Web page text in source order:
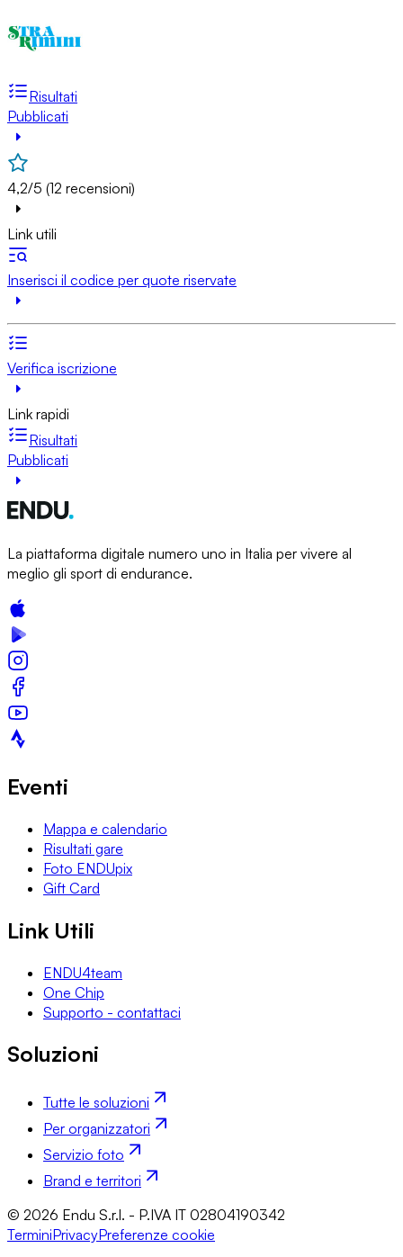
Risultati
Pubblicati
4,2/5 (12 recensioni)
Link utili
Inserisci il codice per quote riservate
Verifica iscrizione
Link rapidi
Risultati
Pubblicati
La piattaforma digitale numero uno in Italia per vivere al
meglio gli sport di endurance.
Eventi
Mappa e calendario
Risultati gare
Foto ENDUpix
Gift Card
Link Utili
ENDU4team
One Chip
Supporto - contattaci
Soluzioni
Tutte le soluzioni
Per organizzatori
Servizio foto
Brand e territori
© 2026 Endu S.r.l. - P.IVA IT 02804190342
TerminiPrivacyPreferenze cookie